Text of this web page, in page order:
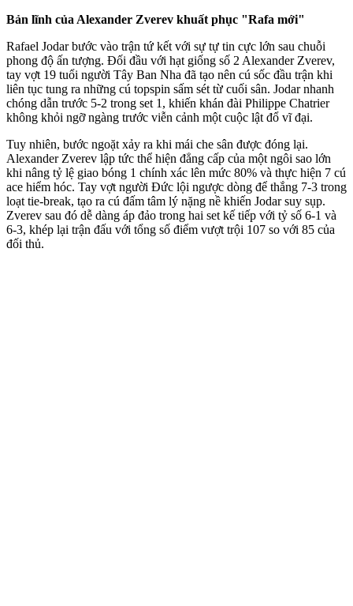
Bản lĩnh của Alexander Zverev khuất phục "Rafa mới"
Rafael Jodar bước vào trận tứ kết với sự tự tin cực lớn sau chuỗi
phong độ ấn tượng. Đối đầu với hạt giống số 2 Alexander Zverev,
tay vợt 19 tuổi người Tây Ban Nha đã tạo nên cú sốc đầu trận khi
liên tục tung ra những cú topspin sấm sét từ cuối sân. Jodar nhanh
chóng dẫn trước 5-2 trong set 1, khiến khán đài Philippe Chatrier
không khỏi ngỡ ngàng trước viễn cảnh một cuộc lật đổ vĩ đại.
Tuy nhiên, bước ngoặt xảy ra khi mái che sân được đóng lại.
Alexander Zverev lập tức thể hiện đẳng cấp của một ngôi sao lớn
khi nâng tỷ lệ giao bóng 1 chính xác lên mức 80% và thực hiện 7 cú
ace hiểm hóc. Tay vợt người Đức lội ngược dòng để thắng 7-3 trong
loạt tie-break, tạo ra cú đấm tâm lý nặng nề khiến Jodar suy sụp.
Zverev sau đó dễ dàng áp đảo trong hai set kế tiếp với tỷ số 6-1 và
6-3, khép lại trận đấu với tổng số điểm vượt trội 107 so với 85 của
đối thủ.